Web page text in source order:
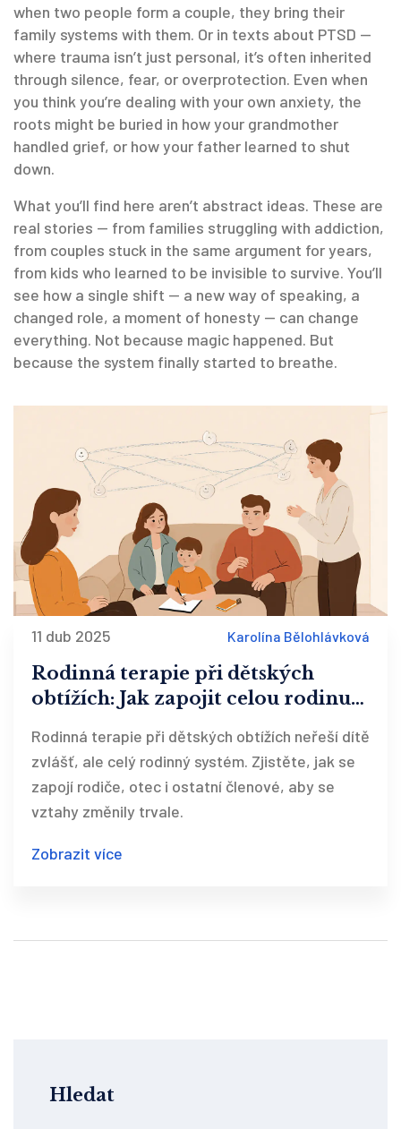
when two people form a couple, they bring their
family systems with them. Or in texts about PTSD —
where trauma isn’t just personal, it’s often inherited
through silence, fear, or overprotection. Even when
you think you’re dealing with your own anxiety, the
roots might be buried in how your grandmother
handled grief, or how your father learned to shut
down.
What you’ll find here aren’t abstract ideas. These are
real stories — from families struggling with addiction,
from couples stuck in the same argument for years,
from kids who learned to be invisible to survive. You’ll
see how a single shift — a new way of speaking, a
changed role, a moment of honesty — can change
everything. Not because magic happened. But
because the system finally started to breathe.
11 dub 2025 Karolína Bělohlávková
Rodinná terapie při dětských
obtížích: Jak zapojit celou rodinu
Rodinná terapie při dětských obtížích neřeší dítě
zvlášť, ale celý rodinný systém. Zjistěte, jak se
zapojí rodiče, otec i ostatní členové, aby se
vztahy změnily trvale.
Zobrazit více
Hledat